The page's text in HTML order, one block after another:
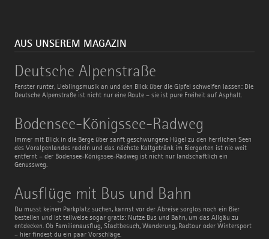
AUS UNSEREM MAGAZIN
Deutsche Alpenstraße
Fenster runter, Lieblingsmusik an und den Blick über die Gipfel schweifen lassen: Die
Deutsche Alpenstraße ist nicht nur eine Route – sie ist pure Freiheit auf Asphalt.
Deutsche
Alpenstraße
Bodensee-Königssee-Radweg
Immer mit Blick in die Berge über sanft geschwungene Hügel zu den herrlichen Seen
des Voralpenlandes radeln und das nächste Kaltgetränk im Biergarten ist nie weit
entfernt – der Bodensee-Königssee-Radweg ist nicht nur landschaftlich ein
Genussweg.
Bodensee-
Königssee-
Radweg
Ausflüge mit Bus und Bahn
Du musst keinen Parkplatz suchen, kannst vor der Abreise sorglos noch ein Bier
bestellen und ist teilweise sogar gratis: Nutze Bus und Bahn, um das Allgäu zu
entdecken. Ob Familienausflug, Stadtbesuch, Wanderung, Radtour oder Wintersport
– hier findest du ein paar Vorschläge.
Ausflüge
mit
Bus
und
Bahn